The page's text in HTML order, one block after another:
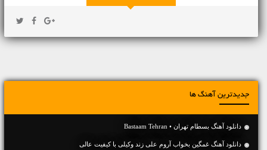
جدیدترین آهنگ ها
دانلود آهنگ بسطام تهران • Bastaam Tehran
دانلود آهنگ غمگین بخواب آروم علی زند وکیلی با کیفیت عالی